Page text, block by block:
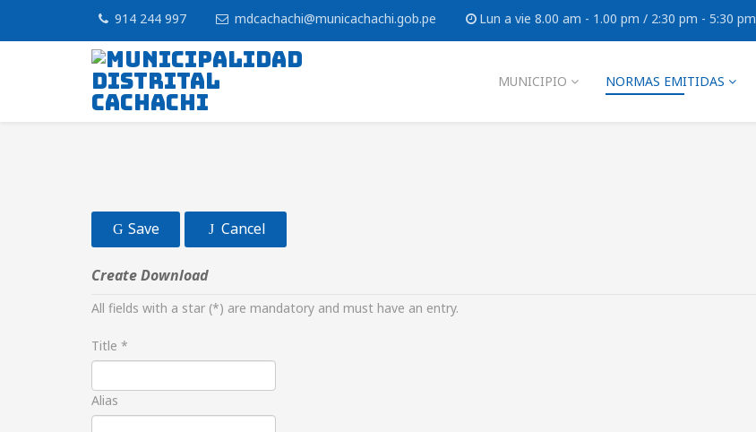
914 244 997 mdcachachi@municachachi.gob.pe Lun a vie 8.00 am - 1.00 pm / 2:30 pm - 5:30 pm
MUNICIPIO NORMAS EMITIDAS
Save Cancel
All fields with a star (*) are mandatory and must have an entry.
Create Download
Title *
Alias